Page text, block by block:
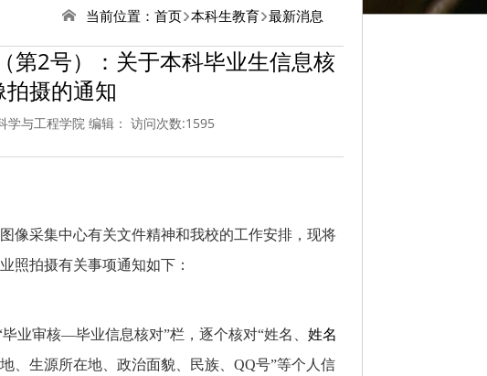
当前位置： 首页 本科生教育 最新消息
第2号）：关于本科毕业生信息核
摄的通知
学与工程学院 编辑： 访问次数:1595
像采集中心有关文件精神和我校的工作安排，现将
照拍摄有关事项通知如下：
业审核—毕业信息核对”栏，逐个核对“姓名、姓名
、生源所在地、政治面貌、民族、QQ号”等个人信